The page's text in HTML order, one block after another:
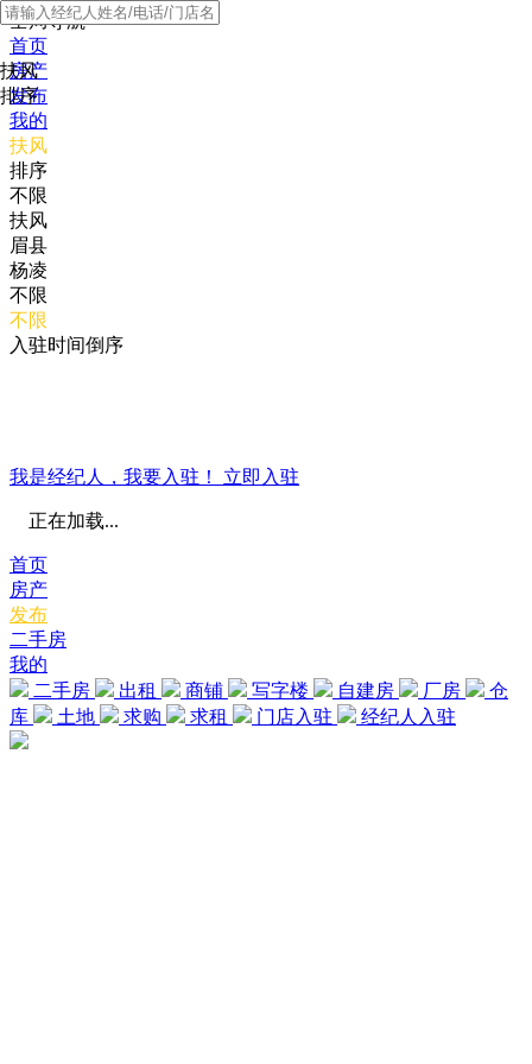
全局导航
首页
房产
发布
我的
扶风
排序
扶风
排序
不限
扶风
眉县
杨凌
不限
不限
入驻时间倒序
我是经纪人，我要入驻！ 立即入驻
正在加载...
首页
房产
发布
二手房
我的
二手房
出租 商铺 写字楼 自建房 厂房
仓
库
土地 求购 求租 门店入驻 经纪人入驻